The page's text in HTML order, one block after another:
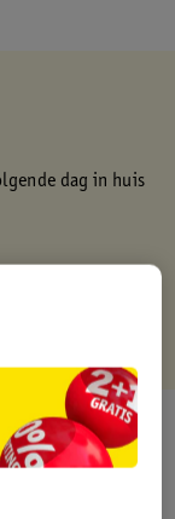
dag in huis